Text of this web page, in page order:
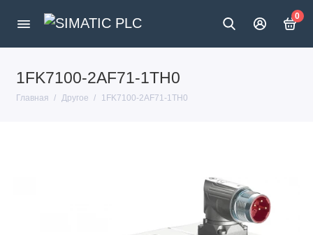
0
1FK7100-2AF71-1TH0
Главная Другое 1FK7100-2AF71-1TH0